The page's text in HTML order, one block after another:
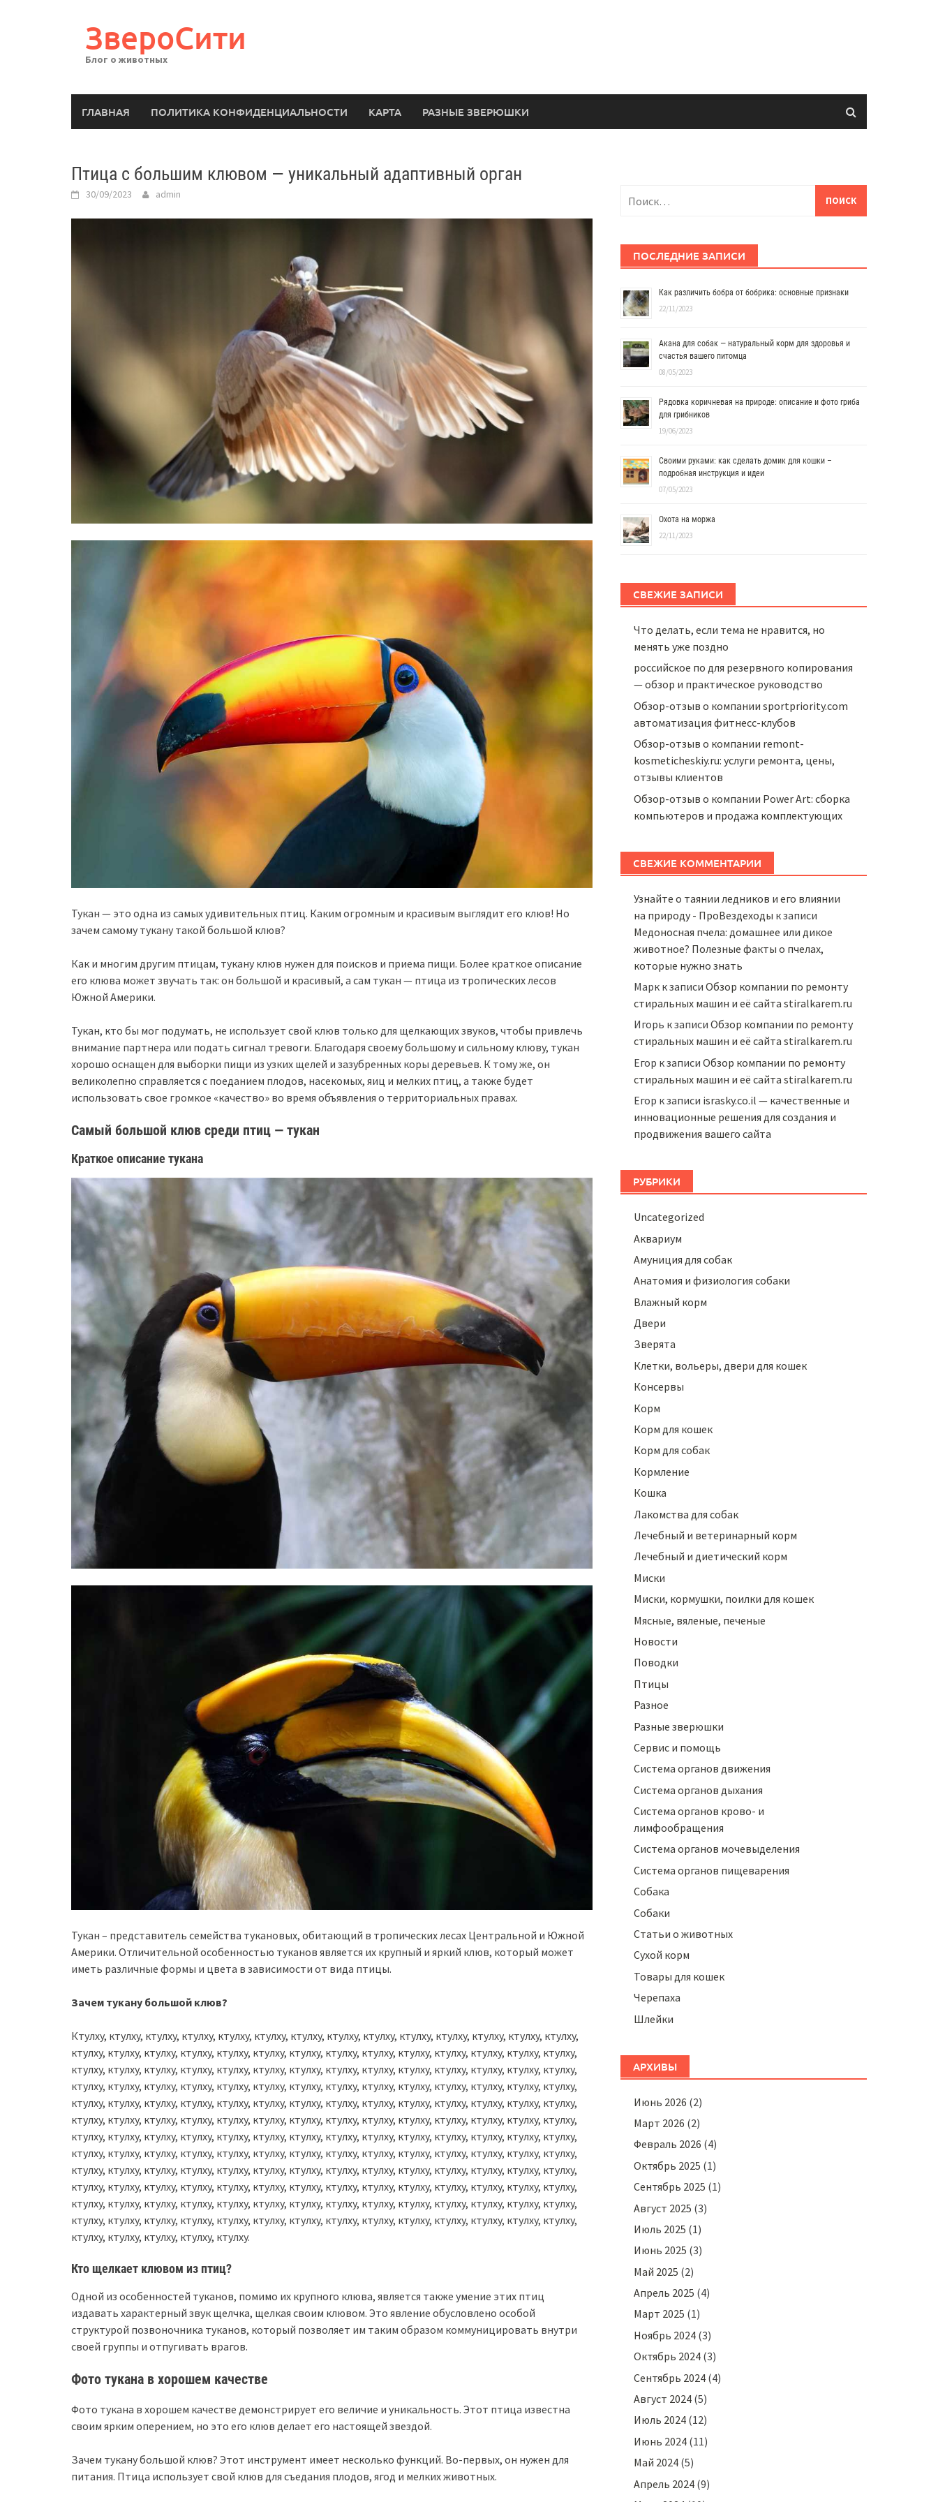
ЗвероСити
Блог о животных
ГЛАВНАЯ ПОЛИТИКА КОНФИДЕНЦИАЛЬНОСТИ КАРТА РАЗНЫЕ ЗВЕРЮШКИ
Птица с большим клювом — уникальный адаптивный орган
30/09/2023 admin
Тукан — это одна из самых удивительных птиц. Каким огромным и красивым выглядит его клюв! Но
зачем самому тукану такой большой клюв?
Как и многим другим птицам, тукану клюв нужен для поисков и приема пищи. Более краткое описание
его клюва может звучать так: он большой и красивый, а сам тукан — птица из тропических лесов
Южной Америки.
Тукан, кто бы мог подумать, не использует свой клюв только для щелкающих звуков, чтобы привлечь
внимание партнера или подать сигнал тревоги. Благодаря своему большому и сильному клюву, тукан
хорошо оснащен для выборки пищи из узких щелей и зазубренных коры деревьев. К тому же, он
великолепно справляется с поеданием плодов, насекомых, яиц и мелких птиц, а также будет
использовать свое громкое «качество» во время объявления о территориальных правах.
Самый большой клюв среди птиц — тукан
Краткое описание тукана
Тукан – представитель семейства тукановых, обитающий в тропических лесах Центральной и Южной
Америки. Отличительной особенностью туканов является их крупный и яркий клюв, который может
иметь различные формы и цвета в зависимости от вида птицы.
Зачем тукану большой клюв?
Ктулху, ктулху, ктулху, ктулху, ктулху, ктулху, ктулху, ктулху, ктулху, ктулху, ктулху, ктулху, ктулху, ктулху,
ктулху, ктулху, ктулху, ктулху, ктулху, ктулху, ктулху, ктулху, ктулху, ктулху, ктулху, ктулху, ктулху, ктулху,
ктулху, ктулху, ктулху, ктулху, ктулху, ктулху, ктулху, ктулху, ктулху, ктулху, ктулху, ктулху, ктулху, ктулху,
ктулху, ктулху, ктулху, ктулху, ктулху, ктулху, ктулху, ктулху, ктулху, ктулху, ктулху, ктулху, ктулху, ктулху,
ктулху, ктулху, ктулху, ктулху, ктулху, ктулху, ктулху, ктулху, ктулху, ктулху, ктулху, ктулху, ктулху, ктулху,
ктулху, ктулху, ктулху, ктулху, ктулху, ктулху, ктулху, ктулху, ктулху, ктулху, ктулху, ктулху, ктулху, ктулху,
ктулху, ктулху, ктулху, ктулху, ктулху, ктулху, ктулху, ктулху, ктулху, ктулху, ктулху, ктулху, ктулху, ктулху,
ктулху, ктулху, ктулху, ктулху, ктулху, ктулху, ктулху, ктулху, ктулху, ктулху, ктулху, ктулху, ктулху, ктулху,
ктулху, ктулху, ктулху, ктулху, ктулху, ктулху, ктулху, ктулху, ктулху, ктулху, ктулху, ктулху, ктулху, ктулху,
ктулху, ктулху, ктулху, ктулху, ктулху, ктулху, ктулху, ктулху, ктулху, ктулху, ктулху, ктулху, ктулху, ктулху,
ктулху, ктулху, ктулху, ктулху, ктулху, ктулху, ктулху, ктулху, ктулху, ктулху, ктулху, ктулху, ктулху, ктулху,
ктулху, ктулху, ктулху, ктулху, ктулху, ктулху, ктулху, ктулху, ктулху, ктулху, ктулху, ктулху, ктулху, ктулху,
ктулху, ктулху, ктулху, ктулху, ктулху.
Кто щелкает клювом из птиц?
Одной из особенностей туканов, помимо их крупного клюва, является также умение этих птиц
издавать характерный звук щелчка, щелкая своим клювом. Это явление обусловлено особой
структурой позвоночника туканов, который позволяет им таким образом коммуницировать внутри
своей группы и отпугивать врагов.
Фото тукана в хорошем качестве
Фото тукана в хорошем качестве демонстрирует его величие и уникальность. Этот птица известна
своим ярким оперением, но это его клюв делает его настоящей звездой.
Зачем тукану большой клюв? Этот инструмент имеет несколько функций. Во-первых, он нужен для
питания. Птица использует свой клюв для съедания плодов, ягод и мелких животных.
ПОСЛЕДНИЕ ЗАПИСИ
Как различить бобра от бобрика: основные признаки
22/11/2023
Акана для собак — натуральный корм для здоровья и
счастья вашего питомца
08/05/2023
Рядовка коричневая на природе: описание и фото гриба
для грибников
19/06/2023
Своими руками: как сделать домик для кошки –
подробная инструкция и идеи
07/05/2023
Охота на моржа
22/11/2023
СВЕЖИЕ ЗАПИСИ
Что делать, если тема не нравится, но
менять уже поздно
российское по для резервного копирования
— обзор и практическое руководство
Обзор-отзыв о компании sportpriority.com
автоматизация фитнесс-клубов
Обзор-отзыв о компании remont-
kosmeticheskiy.ru: услуги ремонта, цены,
отзывы клиентов
Обзор-отзыв о компании Power Art: сборка
компьютеров и продажа комплектующих
СВЕЖИЕ КОММЕНТАРИИ
Узнайте о таянии ледников и его влиянии
на природу - ПроВездеходы к записи
Медоносная пчела: домашнее или дикое
животное? Полезные факты о пчелах,
которые нужно знать
Маркк записи Обзор компании по ремонту
стиральных машин и её сайта stiralkarem.ru
Игорь к записи Обзор компании по ремонту
стиральных машин и её сайта stiralkarem.ru
Егор к записи Обзор компании по ремонту
стиральных машин и её сайта stiralkarem.ru
Егор к записи israsky.co.il — качественные и
инновационные решения для создания и
продвижения вашего сайта
РУБРИКИ
Uncategorized
Аквариум
Амуниция для собак
Анатомия и физиология собаки
Влажный корм
Двери
Зверята
Клетки, вольеры, двери для кошек
Консервы
Корм
Корм для кошек
Корм для собак
Кормление
Кошка
Лакомства для собак
Лечебный и ветеринарный корм
Лечебный и диетический корм
Миски
Миски, кормушки, поилки для кошек
Мясные, вяленые, печеные
Новости
Поводки
Птицы
Разное
Разные зверюшки
Сервис и помощь
Система органов движения
Система органов дыхания
Система органов крово- и
лимфообращения
Система органов мочевыделения
Система органов пищеварения
Собака
Собаки
Статьи о животных
Сухой корм
Товары для кошек
Черепаха
Шлейки
АРХИВЫ
Июнь 2026 (2)
Март 2026 (2)
Февраль 2026 (4)
Октябрь 2025 (1)
Сентябрь 2025 (1)
Август 2025 (3)
Июль 2025 (1)
Июнь 2025 (3)
Май 2025 (2)
Апрель 2025 (4)
Март 2025 (1)
Ноябрь 2024(3)
Октябрь 2024(3)
Сентябрь 2024(4)
Август 2024(5)
Июль 2024(12)
Июнь 2024(11)
Май 2024(5)
Апрель 2024(9)